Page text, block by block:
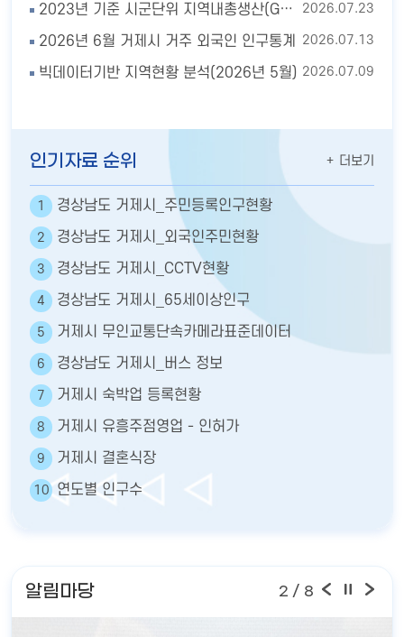
2023년 기준 시군단위 지역내총생산(GRDP) 추계 결과 2026.07.23
2026년 6월 거제시 거주 외국인 인구통계 2026.07.13
빅데이터기반 지역현황 분석(2026년 5월) 2026.07.09
인기자료 순위
1 경상남도 거제시_주민등록인구현황
2 경상남도 거제시_외국인주민현황
3 경상남도 거제시_CCTV현황
4 경상남도 거제시_65세이상인구
5 거제시 무인교통단속카메라표준데이터
6 경상남도 거제시_버스 정보
7 거제시 숙박업 등록현황
8 거제시 유흥주점영업 - 인허가
9 거제시 결혼식장
10 연도별 인구수
더보기
알림마당 2 / 8